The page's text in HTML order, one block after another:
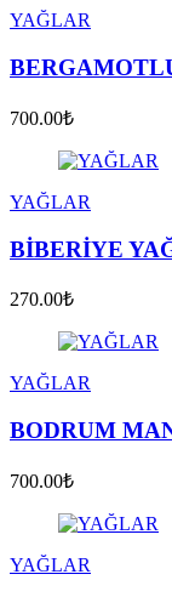
YAĞLAR
700.00₺
YAĞLAR
BİBERİYE
270.00₺
YAĞLAR
BODRUM
700.00₺
YAĞLAR